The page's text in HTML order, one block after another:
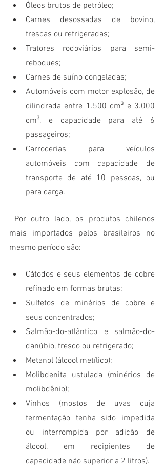
Óleos brutos de petróleo;
Carnes desossadas de bovino,
frescas ou refrigeradas;
Tratores rodoviários para semi-
reboques;
Carnes de suíno congeladas;
Automóveis com motor explosão, de
cilindrada entre 1.500 cm³ e 3.000
cm³, e capacidade para até 6
passageiros;
Carrocerias para veículos
automóveis com capacidade de
transporte de até 10 pessoas, ou
para carga.
mais importados pelos brasileiros no
mesmo período são:
Cátodos e seus elementos de cobre
refinado em formas brutas;
Sulfetos de minérios de cobre e
seus concentrados;
Salmão-do-atlântico e salmão-do-
danúbio, fresco ou refrigerado;
Metanol (álcool metílico);
Molibdenita ustulada (minérios de
molibdênio);
Vinhos (mostos de uvas cuja
fermentação tenha sido impedida
ou interrompida por adição de
álcool, em recipientes de
capacidade não superior a 2 litros).